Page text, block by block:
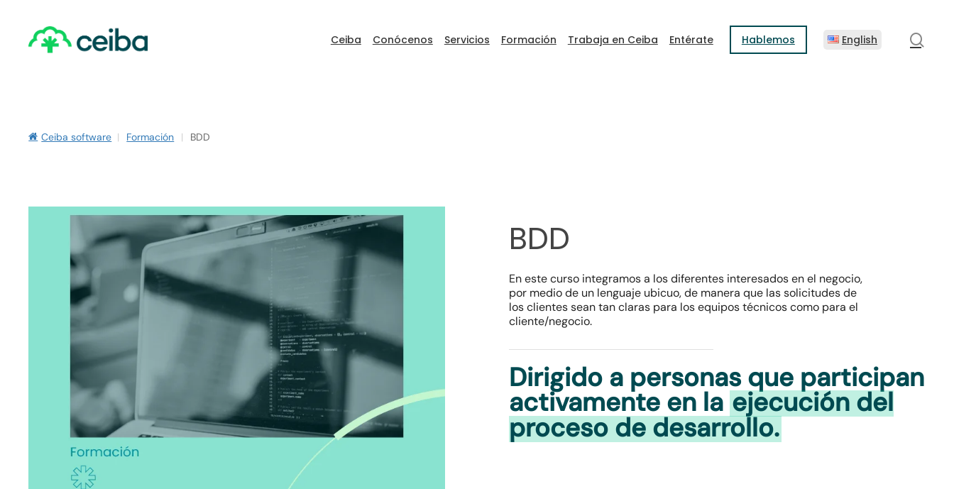
content
Ceiba Conócenos Servicios Formación Trabaja en Ceiba Entérate Hablemos English
Ceiba software | Formación | BDD
BDD
En este curso integramos a los diferentes interesados en el negocio,
por medio de un lenguaje ubicuo, de manera que las solicitudes de
los clientes sean tan claras para los equipos técnicos como para el
cliente/negocio.
Dirigido a personas que participan
activamente en la ejecución del
proceso de desarrollo.